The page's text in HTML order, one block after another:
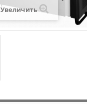
Увеличить